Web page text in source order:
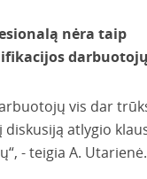
nėra taip
vis dar
atlygio
- teigia A. Utarienė.